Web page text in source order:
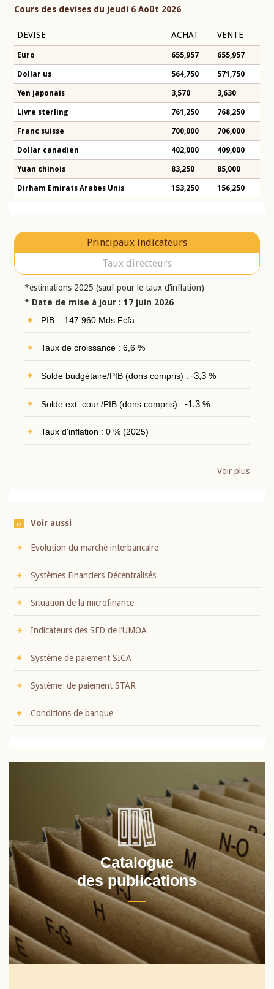
Cours des devises du jeudi 6 Août 2026
DEVISE ACHAT VENTE
Euro 655,957 655,957
Dollar us 564,750 571,750
Yen japonais 3,570 3,630
Livre sterling 761,250 768,250
Franc suisse 700,000 706,000
Dollar canadien 402,000 409,000
Yuan chinois 83,250 85,000
Dirham Emirats Arabes Unis 153,250 156,250
Principaux indicateurs
Taux directeurs
*estimations 2025 (sauf pour le taux d’inflation)
* Date de mise à jour : 17 juin 2026
PIB : 147 960 Mds Fcfa
Taux de croissance : 6,6 %
Solde budgétaire/PIB (dons compris) : -3,3%
Solde ext. cour./PIB (dons compris) : -1,3%
Taux d'inflation : 0 % (2025)
Voir plus
Voir aussi
Evolution du marché interbancaire
Systèmes Financiers Décentralisés
Situation de la microfinance
Indicateurs des SFD de l’UMOA
Système de paiement SICA
Système de paiement STAR
Conditions de banque
Catalogue
des publications